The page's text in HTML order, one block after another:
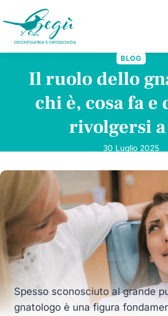
al
contenuto
BLOG
Il ruolo dello
chi è, cosa fa e
rivolgersi
30 Luglio 2025
Spesso sconosciuto al grande
gnatologo è una figura